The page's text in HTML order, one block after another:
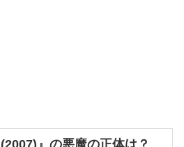
』の悪魔の正体は？